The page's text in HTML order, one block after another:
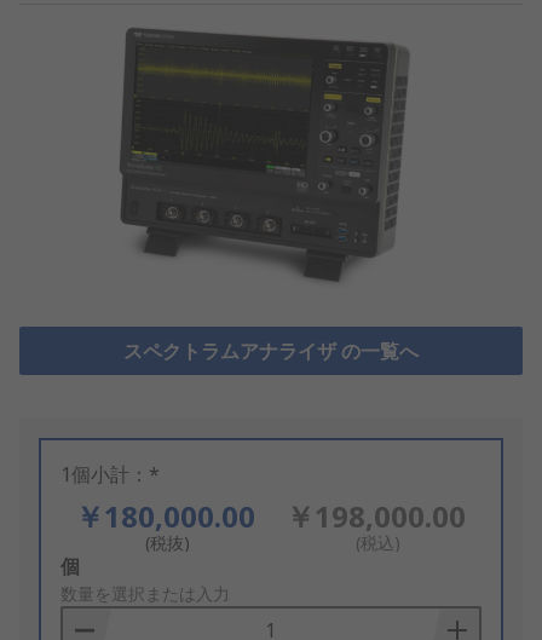
スペクトラムアナライザ の一覧へ
1個小計：*
￥180,000.00
(税抜)
￥198,000.00
(税込)
Add
to
Basket
個
数量を選択または入力